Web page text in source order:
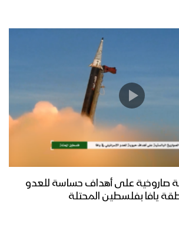
صاروخية على أهداف حساسة للعدو
يافا بفلسطين المحتلة